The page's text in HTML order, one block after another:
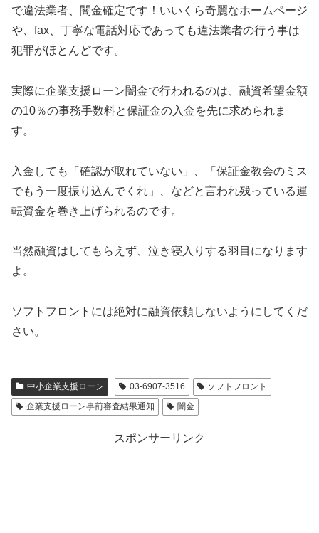
で違法業者、闇金確定です！いいくら奇麗なホームページ
や、fax、丁寧な電話対応であっても違法業者の行う事は
犯罪がほとんどです。
実際に企業支援ローン闇金で行われるのは、融資希望金額
の10％の事務手数料と保証金の入金を先に求められま
す。
入金しても「確認が取れていない」、「保証金教会のミス
でもう一度振り込んでくれ」、などと言われ残っている運
転資金を巻き上げられるのです。
当然融資はしてもらえず、泣き寝入りする羽目になります
よ。
ソフトフロントには絶対に融資依頼しないようにしてくだ
さい。
中小企業支援ローン 03-6907-3516
ソフトフロント
企業支援ローン事前審査結果通知
闇金
スポンサーリンク